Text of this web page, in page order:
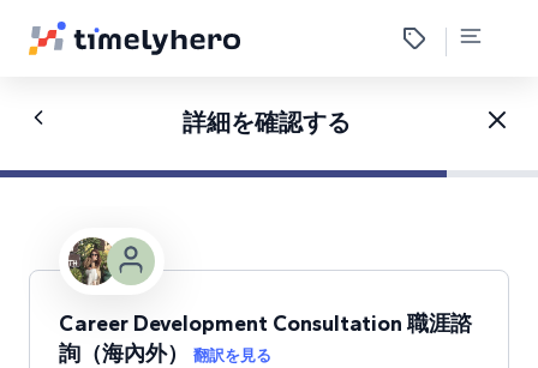
詳細を確認する
Career Development Consultation 職涯諮
詢（海內外）
翻訳を見る